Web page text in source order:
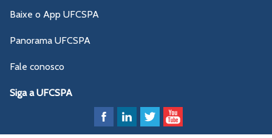
Baixe o App UFCSPA
Panorama UFCSPA
Fale conosco
Siga a UFCSPA